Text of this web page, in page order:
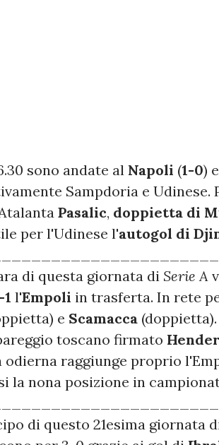
sono andate al Napoli (1-0)
Sampdoria e Udinese.
Pasalic, doppietta di
per l'Udinese l'autogol di
di questa giornata di Serie A
l'Empoli in trasferta. In rete
e Scamacca
toscano firmato
raggiunge proprio
la nona posizione in
di questo 21esima giornata